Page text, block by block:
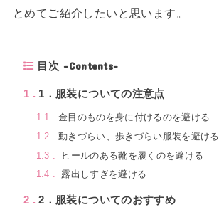
とめてご紹介したいと思います。
目次 -Contents-
1 1．服装についての注意点
1.1
金目のものを身に付けるのを避ける
1.2
動きづらい、歩きづらい服装を避ける
1.3
ヒールのある靴を履くのを避ける
1.4
露出しすぎを避ける
2 2．服装についてのおすすめ